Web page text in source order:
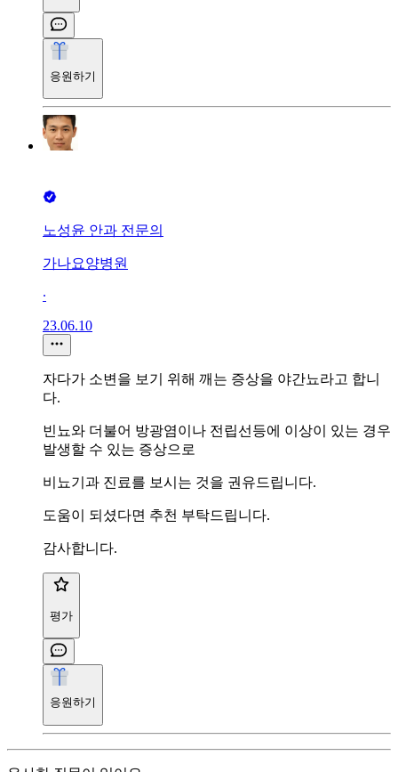
응원하기
노성윤 안과 전문의
가나요양병원
∙
23.06.10
자다가 소변을 보기 위해 깨는 증상을 야간뇨라고 합니
다.
빈뇨와 더불어 방광염이나 전립선등에 이상이 있는 경우
발생할 수 있는 증상으로
비뇨기과 진료를 보시는 것을 권유드립니다.
도움이 되셨다면 추천 부탁드립니다.
감사합니다.
평가
응원하기